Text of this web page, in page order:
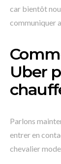
car bientôt
communiquer
Uber
Parlons
entrer en
chevalier